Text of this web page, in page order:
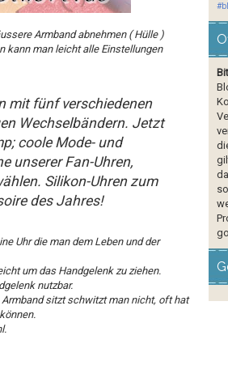
Armband abnehmen ( Hülle )
kann man leicht alle Einstellungen
mit fünf verschiedenen
Wechselbändern. Jetzt
coole Mode- und
unserer Fan-Uhren,
Silikon-Uhren zum
des Jahres!
Uhr die man dem Leben und der
um das Handgelenk zu ziehen.
nutzbar.
sitzt schwitzt man nicht, oft hat